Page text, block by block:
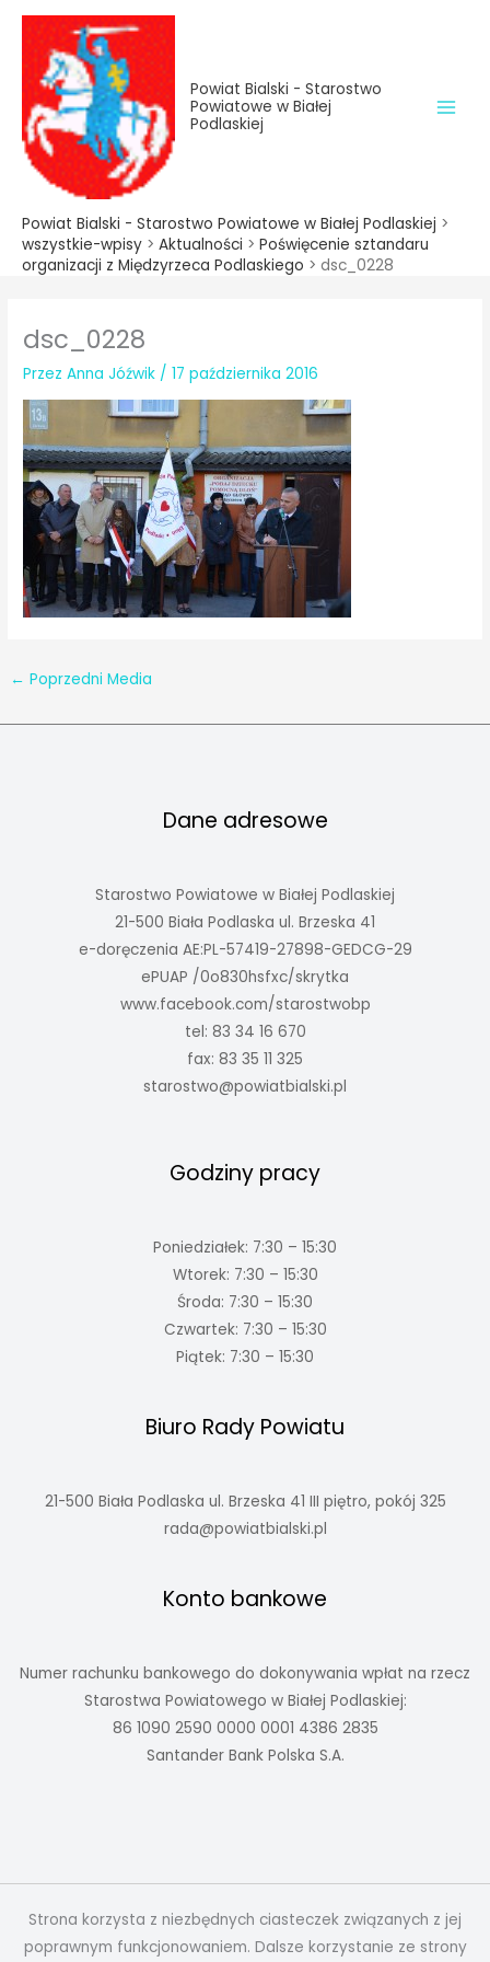
treści
Przejdź
treści
Powiat Bialski - Starostwo
Powiatowe w Białej
Podlaskiej
Powiat Bialski - Starostwo Powiatowe w Białej Podlaskiej >
wszystkie-wpisy > Aktualności > Poświęcenie sztandaru
organizacji z Międzyrzeca Podlaskiego > dsc_0228
dsc_0228
PrzezAnna Jóźwik /17 października 2016
← Poprzedni Media
Dane adresowe
Starostwo Powiatowe w Białej Podlaskiej
21-500 Biała Podlaska ul. Brzeska 41
e-doręczenia AE:PL-57419-27898-GEDCG-29
ePUAP /0o830hsfxc/skrytka
www.facebook.com/starostwobp
tel: 83 34 16 670
fax: 83 35 11 325
starostwo@powiatbialski.pl
Godziny pracy
Poniedziałek: 7:30 – 15:30
Wtorek: 7:30 – 15:30
Środa: 7:30 – 15:30
Czwartek: 7:30 – 15:30
Piątek: 7:30 – 15:30
Biuro Rady Powiatu
21-500 Biała Podlaska ul. Brzeska 41 III piętro, pokój 325
rada@powiatbialski.pl
Konto bankowe
Numer rachunku bankowego do dokonywania wpłat na rzecz
Starostwa Powiatowego w Białej Podlaskiej:
86 1090 2590 0000 0001 4386 2835
Santander Bank Polska S.A.
Strona korzysta z niezbędnych ciasteczek związanych z jej
poprawnym funkcjonowaniem. Dalsze korzystanie ze strony